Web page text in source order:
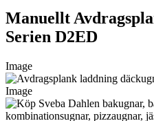
Manuellt
Serien D2ED
Image
Image